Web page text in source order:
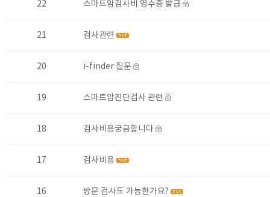
22 스마트암검사비 영수증 발급
21 검사관련
20 i-finder 질문
19 스마트암진단검사 관련
18 검사비용궁금합니다
17 검사비용
16 방문 검사도 가능한가요?